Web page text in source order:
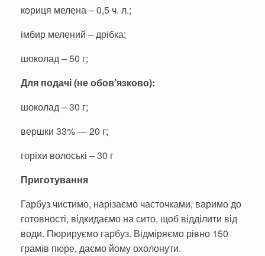
кориця мелена – 0,5 ч. л.;
імбир мелений – дрібка;
шоколад – 50 г;
Для подачі (не обов’язково):
шоколад – 30 г;
вершки 33% — 20 г;
горіхи волоські – 30 г
Приготування
Гарбуз чистимо, нарізаємо часточками, варимо до
готовності, відкидаємо на сито, щоб відділити від
води. Пюрируємо гарбуз. Відміряємо рівно 150
грамів пюре, даємо йому охолонути.